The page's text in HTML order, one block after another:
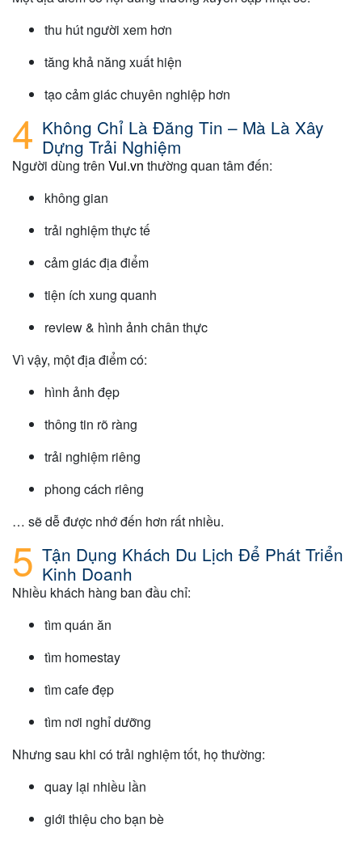
thu hút người xem hơn
tăng khả năng xuất hiện
tạo cảm giác chuyên nghiệp hơn
Không Chỉ Là Đăng Tin – Mà Là Xây
Dựng Trải Nghiệm
Người dùng trên Vui.vn thường quan tâm đến:
không gian
trải nghiệm thực tế
cảm giác địa điểm
tiện ích xung quanh
review & hình ảnh chân thực
Vì vậy, một địa điểm có:
hình ảnh đẹp
thông tin rõ ràng
trải nghiệm riêng
phong cách riêng
… sẽ dễ được nhớ đến hơn rất nhiều.
Tận Dụng Khách Du Lịch Để Phát Triển
Kinh Doanh
Nhiều khách hàng ban đầu chỉ:
tìm quán ăn
tìm homestay
tìm cafe đẹp
tìm nơi nghỉ dưỡng
Nhưng sau khi có trải nghiệm tốt, họ thường:
quay lại nhiều lần
giới thiệu cho bạn bè